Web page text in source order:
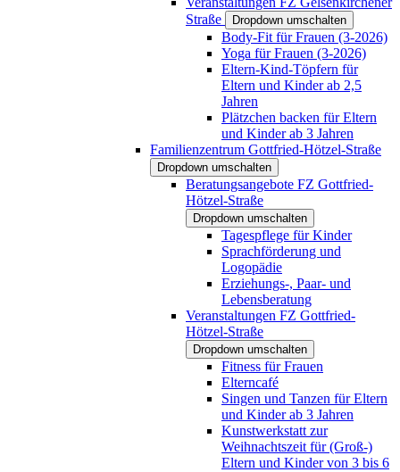
Straße
Dropdown umschalten
Body-Fit für Frauen (3-2026)
Yoga für Frauen (3-2026)
Eltern-Kind-Töpfern für
Eltern und Kinder ab 2,5
Jahren
Plätzchen backen für Eltern
und Kinder ab 3 Jahren
Familienzentrum Gottfried-Hötzel-Straße
Dropdown umschalten
Beratungsangebote FZ Gottfried-
Hötzel-Straße
Dropdown umschalten
Tagespflege für Kinder
Sprachförderung und
Logopädie
Erziehungs-, Paar- und
Lebensberatung
Veranstaltungen FZ Gottfried-
Hötzel-Straße
Dropdown umschalten
Fitness für Frauen
Elterncafé
Singen und Tanzen für Eltern
und Kinder ab 3 Jahren
Kunstwerkstatt zur
Weihnachtszeit für (Groß-)
Eltern und Kinder von 3 bis 6